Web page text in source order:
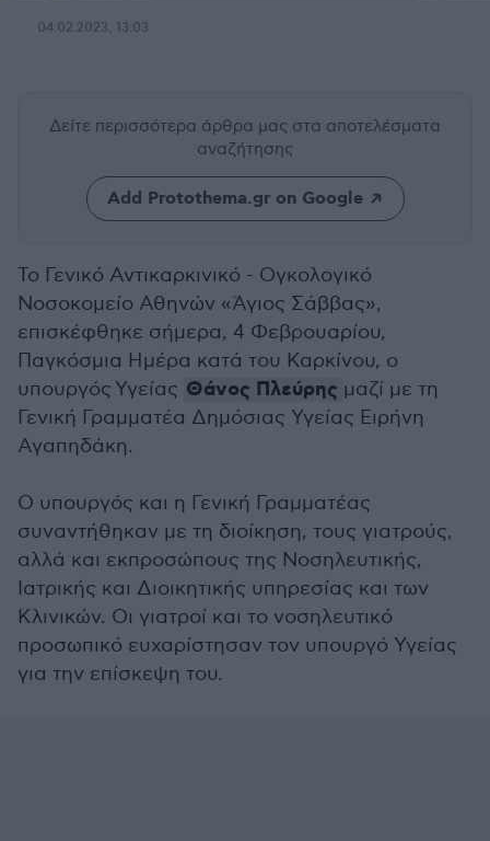
04.02.2023, 13:03
Δείτε περισσότερα άρθρα μας στα αποτελέσματα
αναζήτησης
Add Protothema.gr on Google
Το Γενικό Αντικαρκινικό - Ογκολογικό
Νοσοκομείο Αθηνών «Άγιος Σάββας»,
επισκέφθηκε σήμερα, 4 Φεβρουαρίου,
Παγκόσμια Ημέρα κατά του Καρκίνου, ο
υπουργός Υγείας Θάνος Πλεύρης μαζί με τη
Γενική Γραμματέα Δημόσιας Υγείας Ειρήνη
Αγαπηδάκη.
Ο υπουργός και η Γενική Γραμματέας
συναντήθηκαν με τη διοίκηση, τους γιατρούς,
αλλά και εκπροσώπους της Νοσηλευτικής,
Ιατρικής και Διοικητικής υπηρεσίας και των
Κλινικών. Οι γιατροί και το νοσηλευτικό
προσωπικό ευχαρίστησαν τον υπουργό Υγείας
για την επίσκεψη του.